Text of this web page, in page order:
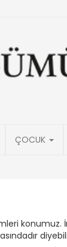
ÇOCUK
konumuz.